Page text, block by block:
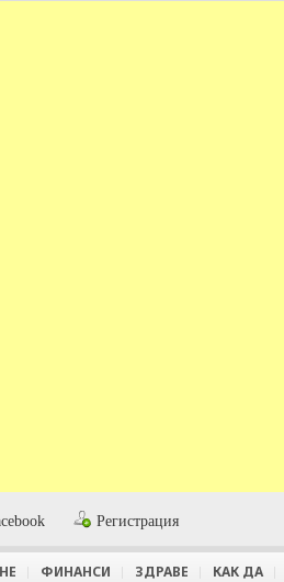
Регистрация
ФИНАНСИ ЗДРАВЕ КАК ДА